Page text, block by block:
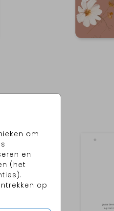
om
en
(het
op